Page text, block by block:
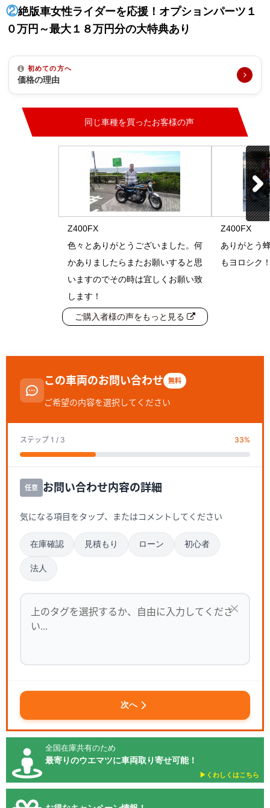
②絶版車女性ライダーを応援！オプションパーツ１
０万円～最大１８万円分の大特典あり
初めての方へ
価格の理由
同じ車種を買ったお客様の声
Z400FX
色々とありがとうございました。何
かありましたらまたお願いすると思
いますのでその時は宜しくお願い致
します！
Z400FX
ありがとう
もヨロシク
ご購入者様の声をもっと見る
この車両のお問い合わせ 無料
ご希望の内容を選択してください
ステップ 1 / 3 33%
任意 お問い合わせ内容の詳細
気になる項目をタップ、またはコメントしてください
在庫確認 見積もり ローン 初心者
法人
次へ
全国在庫共有のため
最寄りのウエマツに車両取り寄せ可能！
▶︎くわしくはこちら